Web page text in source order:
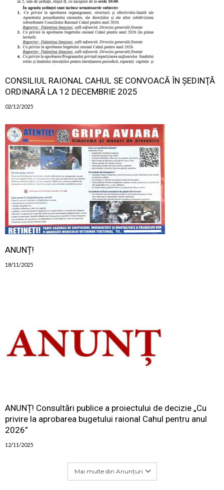
CONSILIUL RAIONAL CAHUL SE CONVOACĂ ÎN ŞEDINŢĂ
ORDINARĂ LA 12 DECEMBRIE 2025
02/12/2025
ANUNȚ!
18/11/2025
ANUNȚ! Consultări publice a proiectului de decizie „Cu
privire la aprobarea bugetului raional Cahul pentru anul
2026”
12/11/2025
Mai multe din Anunțuri